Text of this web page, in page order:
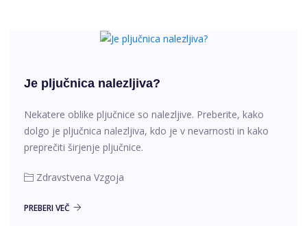
Je pljučnica nalezljiva?
Nekatere oblike pljučnice so nalezljive. Preberite, kako
dolgo je pljučnica nalezljiva, kdo je v nevarnosti in kako
preprečiti širjenje pljučnice.
Zdravstvena Vzgoja
PREBERI VEČ